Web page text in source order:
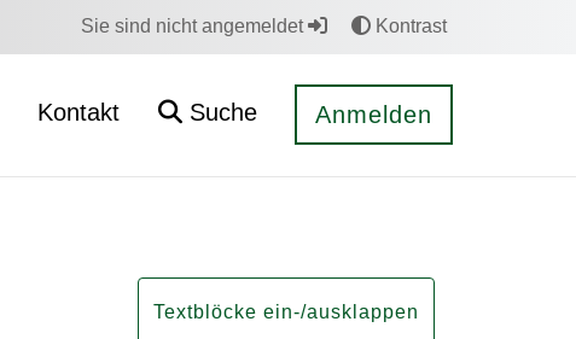
Sie sind nicht angemeldet Kontrast
Kontakt Suche Anmelden
Textblöcke ein-/ausklappen